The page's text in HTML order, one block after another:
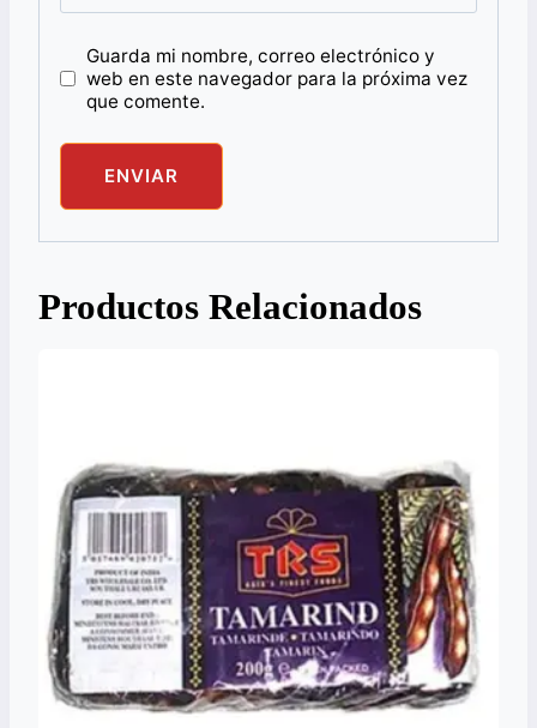
Guarda mi nombre, correo electrónico y
web en este navegador para la próxima vez
que comente.
Productos Relacionados